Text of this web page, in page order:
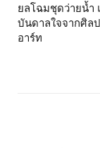
ยลโฉมชุดว่ายน้ำ
บันดาลใจจากศิล
อาร์ท